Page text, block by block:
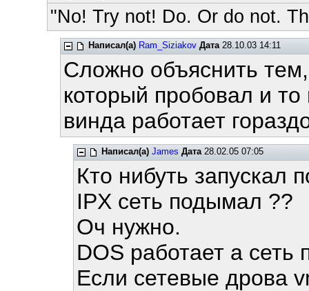
"No! Try not! Do. Or do not.
Написал(а) Ram_Siziakov Дата28.10.03 14:11
Сложно объяснить
который пробовал и то
винда работает
Написал(а) James Дата28.02.05 07:05
Кто нибуть запускал
IPX сеть подымал ??
Оч нужно.
DOS работает а сеть
Если сетевые дрова